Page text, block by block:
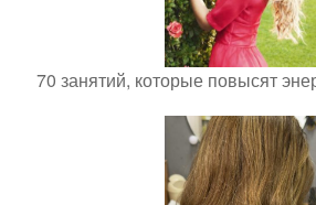
70 занятий, которые повысят